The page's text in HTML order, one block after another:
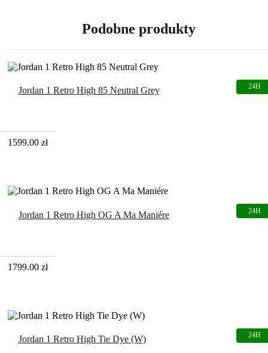
Podobne produkty
Jordan 1 Retro High 85 Neutral Grey
1599.00 zł
Jordan 1 Retro High OG A Ma Maniére
1799.00 zł
Jordan 1 Retro High Tie Dye (W)